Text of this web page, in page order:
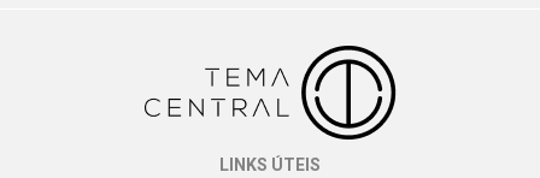
LINKS ÚTEIS